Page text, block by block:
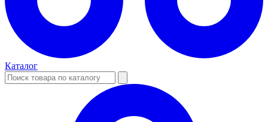
Каталог